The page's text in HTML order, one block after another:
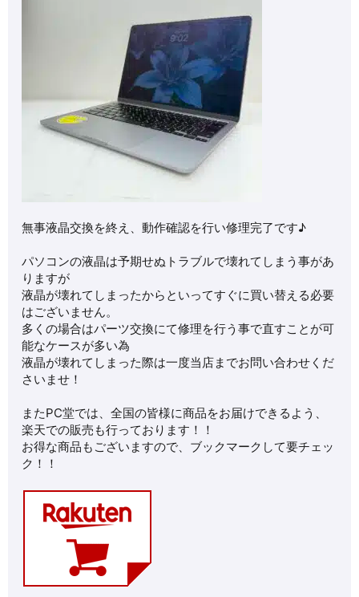
無事液晶交換を終え、動作確認を行い修理完了です♪
パソコンの液晶は予期せぬトラブルで壊れてしまう事があ
りますが
液晶が壊れてしまったからといってすぐに買い替える必要
はございません。
多くの場合はパーツ交換にて修理を行う事で直すことが可
能なケースが多い為
液晶が壊れてしまった際は一度当店までお問い合わせくだ
さいませ！
またPC堂では、全国の皆様に商品をお届けできるよう、
楽天での販売も行っております！！
お得な商品もございますので、ブックマークして要チェッ
ク！！